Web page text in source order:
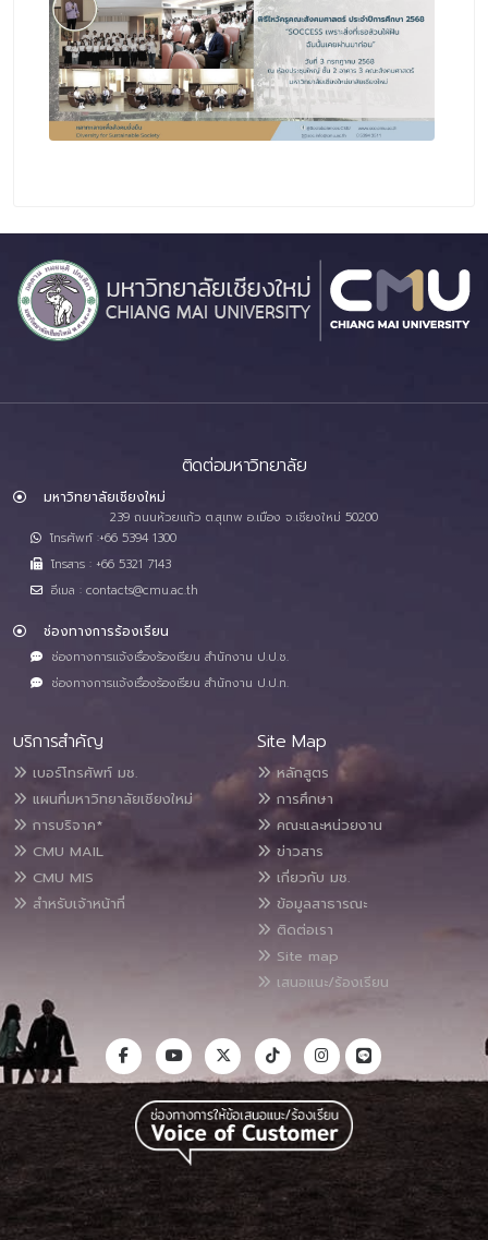
ติดต่อมหาวิทยาลัย
มหาวิทยาลัยเชียงใหม่
239 ถนนห้วยแก้ว ต.สุเทพ อ.เมือง จ.เชียงใหม่ 50200
โทรศัพท์ :+66 5394 1300
โทรสาร : +66 5321 7143
อีเมล : contacts@cmu.ac.th
ช่องทางการร้องเรียน
ช่องทางการแจ้งเรื่องร้องเรียน สำนักงาน ป.ป.ช.
ช่องทางการแจ้งเรื่องร้องเรียน สำนักงาน ป.ป.ท.
บริการสำคัญ
เบอร์โทรศัพท์ มช.
แผนที่มหาวิทยาลัยเชียงใหม่
การบริจาค*
CMU MAIL
CMU MIS
สำหรับเจ้าหน้าที่
Site Map
หลักสูตร
การศึกษา
คณะและหน่วยงาน
ข่าวสาร
เกี่ยวกับ มช.
ข้อมูลสาธารณะ
ติดต่อเรา
Site map
เสนอแนะ/ร้องเรียน